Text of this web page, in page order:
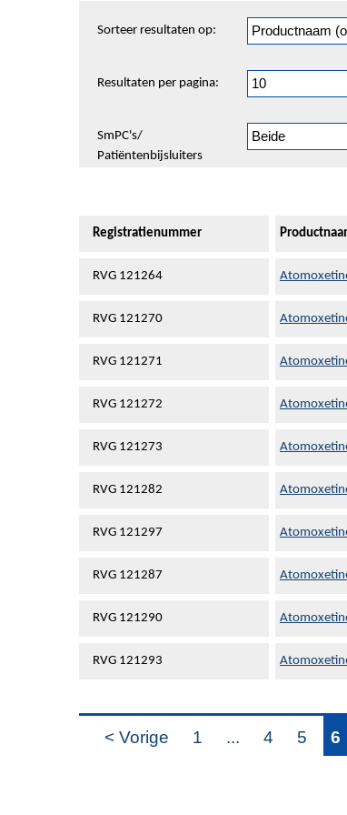
en
Sorteer resultaten op:
Resultaten per pagina:
SmPC's/
Patiëntenbijsluiters
Registratienummer
RVG 121264
RVG 121270
RVG 121271
RVG 121272
RVG 121273
RVG 121282
RVG 121297
RVG 121287
RVG 121290
RVG 121293
< Vorige 1 ... 4 5 6